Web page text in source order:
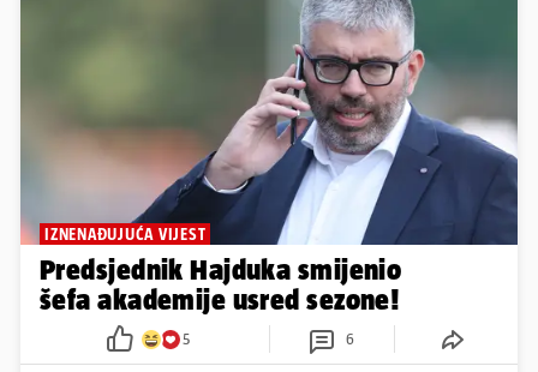
IZNENAĐUJUĆA VIJEST
Predsjednik Hajduka smijenio
šefa akademije usred sezone!
5 6